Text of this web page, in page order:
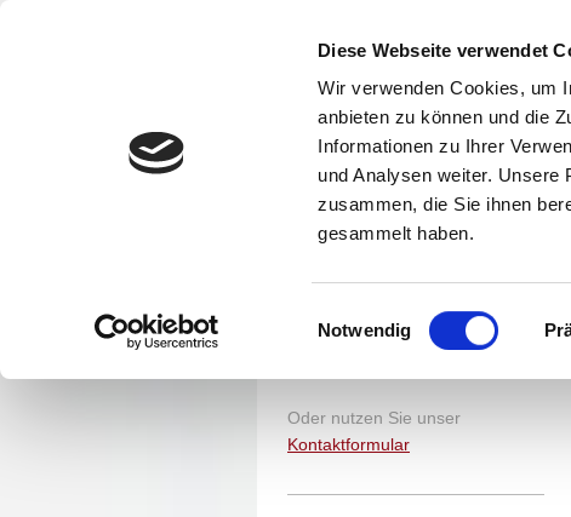
Diese Webseite verwendet
Wir verwenden Cookies, um
anbieten zu können und die
Informationen zu Ihrer
und Analysen weiter. Unsere
zusammen, die Sie ihnen
gesammelt haben.
Einwilligungsauswahl
Notwendig
Startseite Hotel
Kontakt
WhatsApp: +49 6123 61141
E-Mail: info@hotelglockenhof.de
Oder nutzen Sie unser
Kontaktformular